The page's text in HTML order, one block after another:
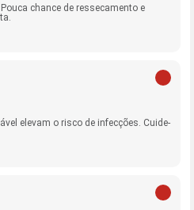
chance de ressecamento e
elevam o risco de infecções. Cuide-